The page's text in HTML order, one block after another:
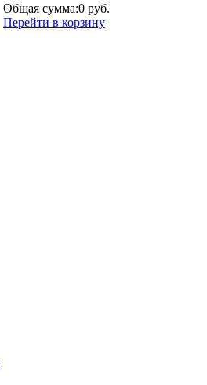
Общая сумма:0 руб.
Перейти в корзину